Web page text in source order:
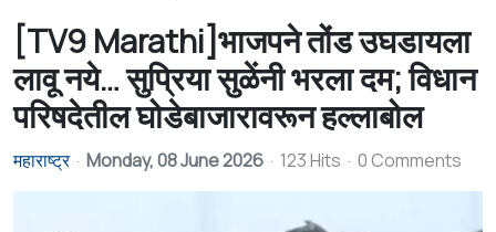
[TV9 Marathi]भाजपने तोंड उघडायला
लावू नये… सुप्रिया सुळेंनी भरला दम; विधान
परिषदेतील घोडेबाजारावरून हल्लाबोल
महाराष्ट्र Monday, 08 June 2026 123 Hits 0 Comments